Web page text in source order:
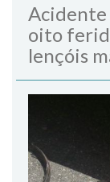
oito
lençóis